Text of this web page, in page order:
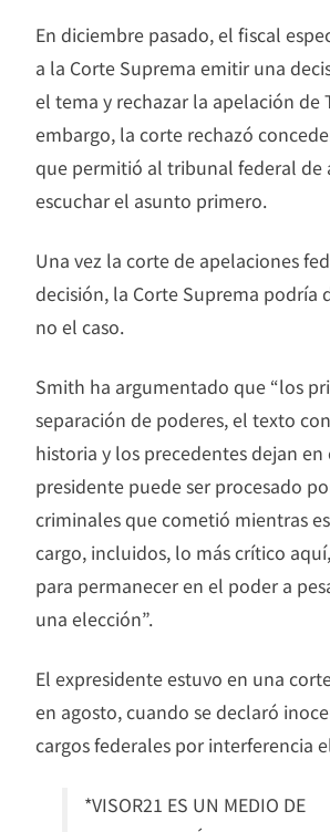
En diciembre pasado, el fiscal
a la Corte Suprema emitir una
el tema y rechazar la apelación de
embargo, la corte rechazó
que permitió al tribunal federal de
escuchar el asunto primero.
Una vez la corte de apelaciones
decisión, la Corte Suprema podría
no el caso.
Smith ha argumentado que “los
separación de poderes, el texto
historia y los precedentes dejan
presidente puede ser procesado
criminales que cometió mientras
cargo, incluidos, lo más crítico
para permanecer en el poder a
una elección”.
El expresidente estuvo en una
en agosto, cuando se declaró
cargos federales por interferencia
*VISOR21 ES UN MEDIO DE